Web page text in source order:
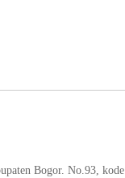
Bogor. No.93, kode